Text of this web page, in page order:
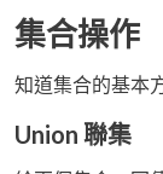
集合操作
知道集合的基本
Union 聯集